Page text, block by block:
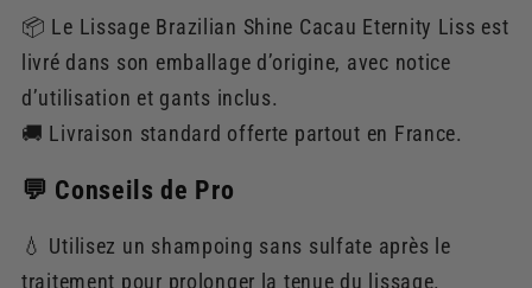
📦 Le Lissage Brazilian Shine Cacau Eternity Liss est
livré dans son emballage d’origine, avec notice
d’utilisation et gants inclus.
🚚 Livraison standard offerte partout en France.
💬 Conseils de Pro
💧 Utilisez un shampoing sans sulfate après le
traitement pour prolonger la tenue du lissage.